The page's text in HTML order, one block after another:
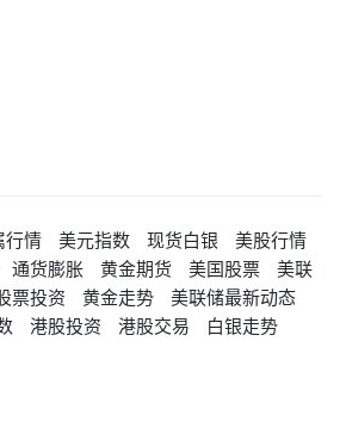
行情 美元指数 现货白银
美股行情
通货膨胀 黄金期货 美国股票
美联
票投资 黄金走势
美联储最新动态
港股投资 港股交易 白银走势